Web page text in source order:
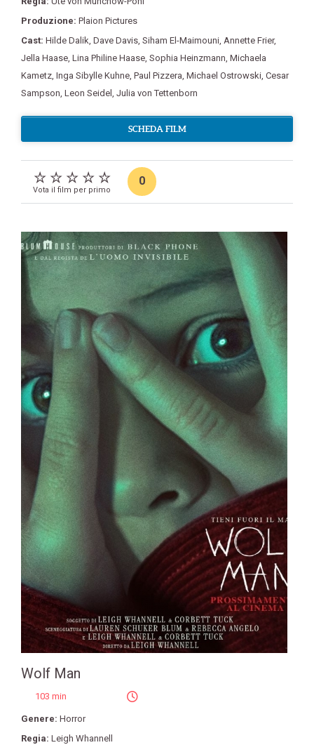
Produzione: Plaion Pictures
Cast: Hilde Dalik Dave Davis Siham El-Maimouni Annette Frier,
Jella Haase Lina Philine Haase Sophia Heinzmann Michaela
Kametz Inga Sibylle Kuhne Paul Pizzera Michael Ostrowski Cesar
Sampson Leon Seidel Julia von Tettenborn
SCHEDA FILM
Vota il film per primo
0
Wolf Man
103 min
Genere: Horror
Regia: Leigh Whannell